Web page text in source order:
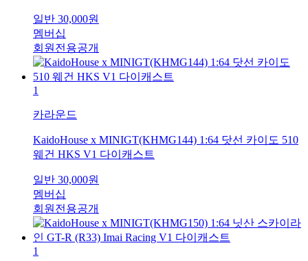
일반 30,000원
멤버십
회원전용공개
1
카라운드
KaidoHouse x MINIGT(KHMG144) 1:64 닷선 카이도 510
웨건 HKS V1 다이캐스트
일반 30,000원
멤버십
회원전용공개
1